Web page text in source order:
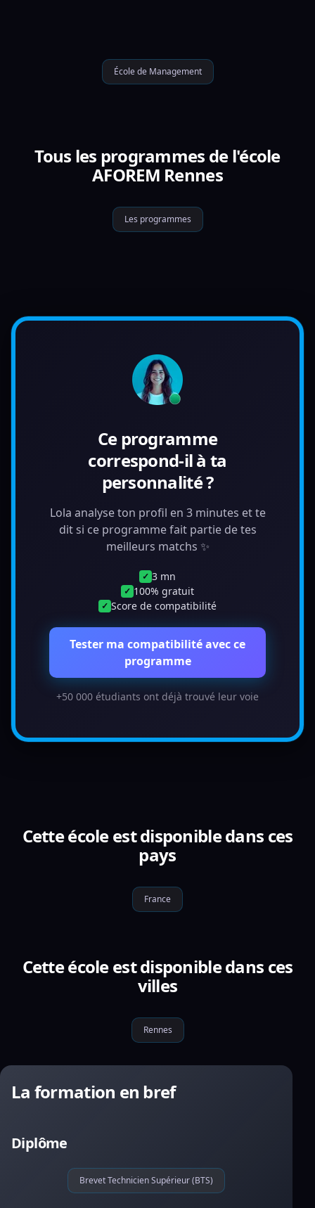
École de Management
Tous les programmes de l'école
AFOREM Rennes
Les programmes
Ce programme
correspond-il à ta
personnalité ?
Lola analyse ton profil en 3 minutes et te
dit si ce programme fait partie de tes
meilleurs matchs ✨
✓ 3 mn
✓ 100% gratuit
✓ Score de compatibilité
Tester ma compatibilité avec ce
programme
+50 000 étudiants ont déjà trouvé leur voie
Cette école est disponible dans ces
pays
France
Cette école est disponible dans ces
villes
Rennes
La formation en bref
Diplôme
Brevet Technicien Supérieur (BTS)